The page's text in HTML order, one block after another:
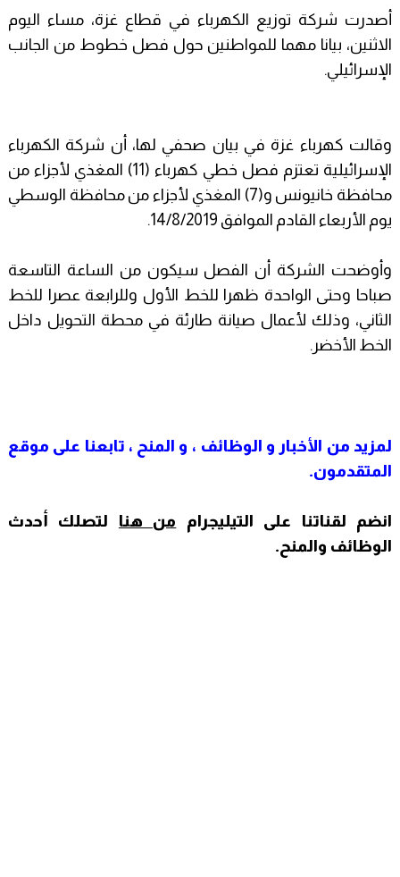
أصدرت شركة توزيع الكهرباء في قطاع غزة، مساء اليوم
الاثنين، بيانا مهما للمواطنين حول فصل خطوط من الجانب
الإسرائيلي.
وقالت كهرباء غزة في بيان صحفي لها، أن شركة الكهرباء
الإسرائيلية تعتزم فصل خطي كهرباء (11) المغذي لأجزاء من
محافظة خانيونس و(7) المغذي لأجزاء من محافظة الوسطي
يوم الأربعاء القادم الموافق 14/8/2019.
وأوضحت الشركة أن الفصل سيكون من الساعة التاسعة
صباحا وحتى الواحدة ظهرا للخط الأول وللرابعة عصرا للخط
الثاني، وذلك لأعمال صيانة طارئة في محطة التحويل داخل
الخط الأخضر.
لمزيد من الأخبار و الوظائف ، و المنح ، تابعنا على موقع
المتقدمون.
انضم لقناتنا على التيليجرام من هنا لتصلك أحدث
الوظائف والمنح.